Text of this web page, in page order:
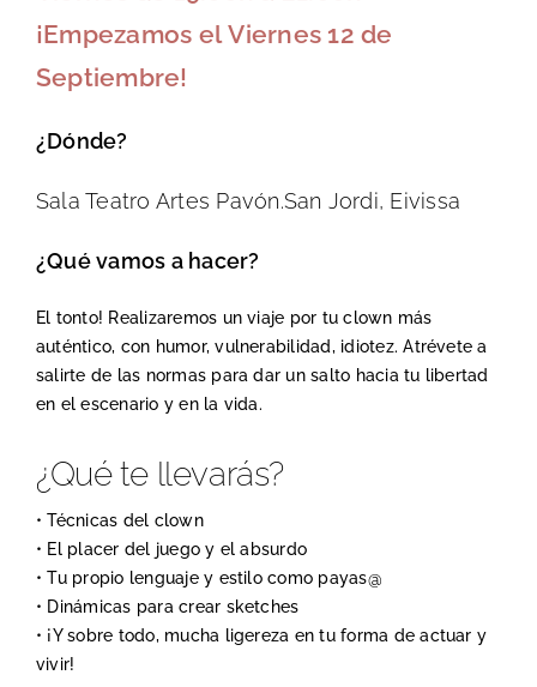
¡Empezamos el Viernes 12 de
Septiembre!
¿Dónde?
Sala Teatro Artes Pavón.San Jordi, Eivissa
¿Qué vamos a hacer?
El tonto! Realizaremos un viaje por tu clown más
auténtico, con humor, vulnerabilidad, idiotez. Atrévete a
salirte de las normas para dar un salto hacia tu libertad
en el escenario y en la vida.
¿Qué te llevarás?
• Técnicas del clown
• El placer del juego y el absurdo
• Tu propio lenguaje y estilo como payas@
• Dinámicas para crear sketches
• ¡Y sobre todo, mucha ligereza en tu forma de actuar y
vivir!